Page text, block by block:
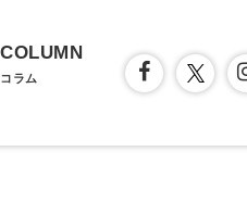
COLUMN
コラム